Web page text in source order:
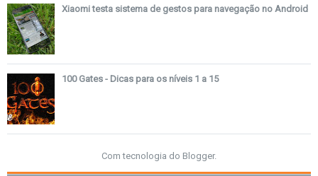
Xiaomi testa sistema de gestos para navegação no Android
100 Gates - Dicas para os níveis 1 a 15
Com tecnologia do Blogger.